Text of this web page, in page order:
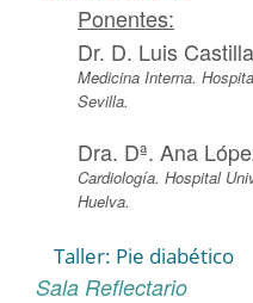
Ponentes:
Dr. D. Luis
Medicina Interna.
Sevilla.
Dra. Dª. Ana
Cardiología. Hospital
Huelva.
Taller: Pie diabético
Sala Reflectario